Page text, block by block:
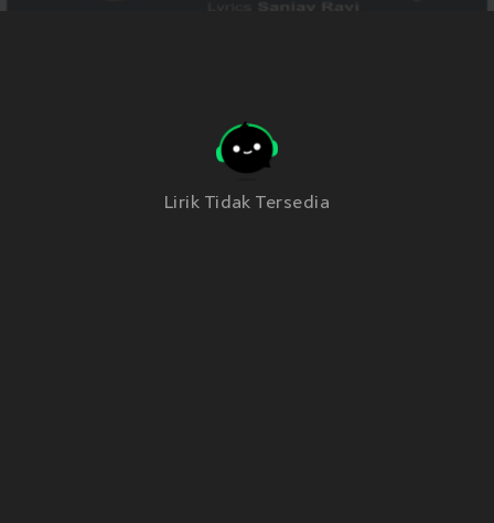
Lirik Tidak Tersedia